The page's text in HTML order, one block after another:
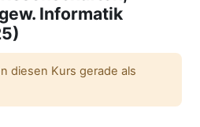
Informatik
diesen Kurs gerade als